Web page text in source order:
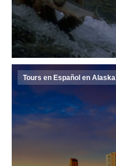
Tours en Español en Alaska